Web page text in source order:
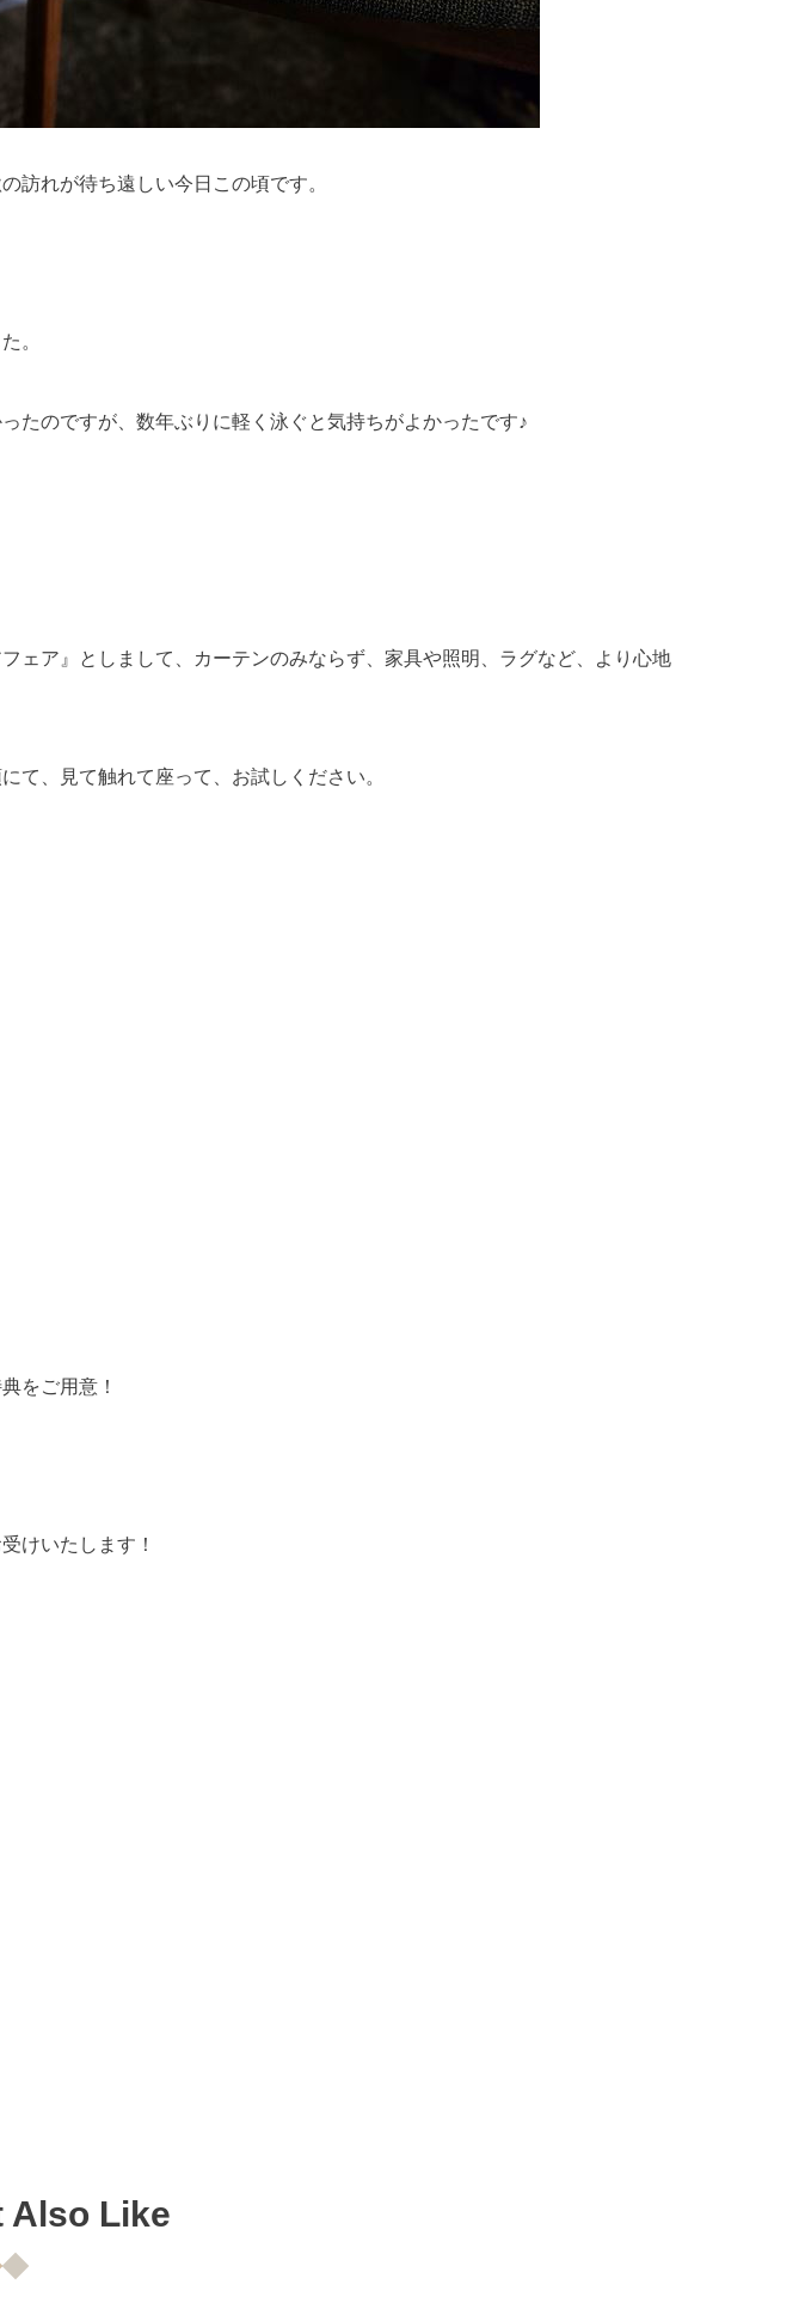
訪れが待ち遠しい今日この頃です。
。
たのですが、数年ぶりに軽く泳ぐと気持ちがよかったです♪
ェア』としまして、カーテンのみならず、家具や照明、ラグなど、より心地
て、見て触れて座って、お試しください。
をご用意！
けいたします！
Also Like